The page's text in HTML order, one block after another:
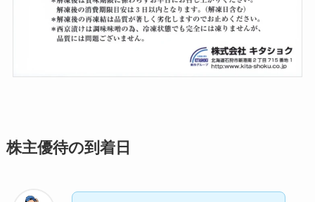
株主優待の到着日